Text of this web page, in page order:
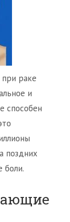
раке
и
способен
поздних
боли.